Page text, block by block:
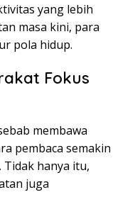
yang lebih
masa kini, para
pola hidup.
Fokus
membawa
pembaca semakin
hanya itu,
juga